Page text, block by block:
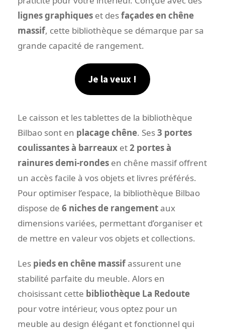
lignes graphiques et desfaçades en chêne
massif, cette bibliothèque se démarque par sa
grande capacité de rangement.
Je la veux !
Le caisson et les tablettes de la bibliothèque
Bilbao sont en placage chêne. Ses3 portes
coulissantes à barreaux et2 portes à
rainures demi-rondes en chêne massif offrent
un accès facile à vos objets et livres préférés.
Pour optimiser l’espace, la bibliothèque Bilbao
dispose de 6 niches de rangementaux
dimensions variées, permettant d’organiser et
de mettre en valeur vos objets et collections.
Les pieds en chêne massifassurent une
stabilité parfaite du meuble. Alors en
choisissant cette bibliothèque La Redoute
pour votre intérieur, vous optez pour un
meuble au design élégant et fonctionnel qui